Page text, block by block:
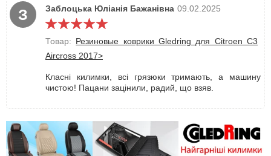
З Заблоцька Юліанія Бажанівна 09.02.2025
Товар: Резиновые коврики Gledring для Citroen C3
Aircross 2017>
Класні килимки, всі грязюки тримають, а машину
чистою! Пацани зацінили, радий, що взяв.